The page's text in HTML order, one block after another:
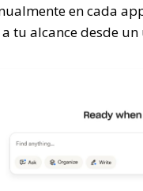
en cada
tu alcance desde